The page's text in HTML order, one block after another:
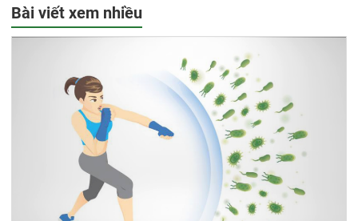
Bài viết xem nhiều